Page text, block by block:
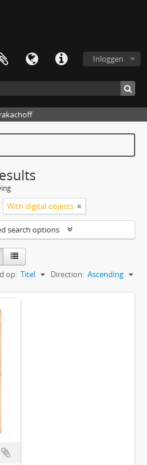
Inloggen
With digital objects
search options
op: Titel Direction: Ascending